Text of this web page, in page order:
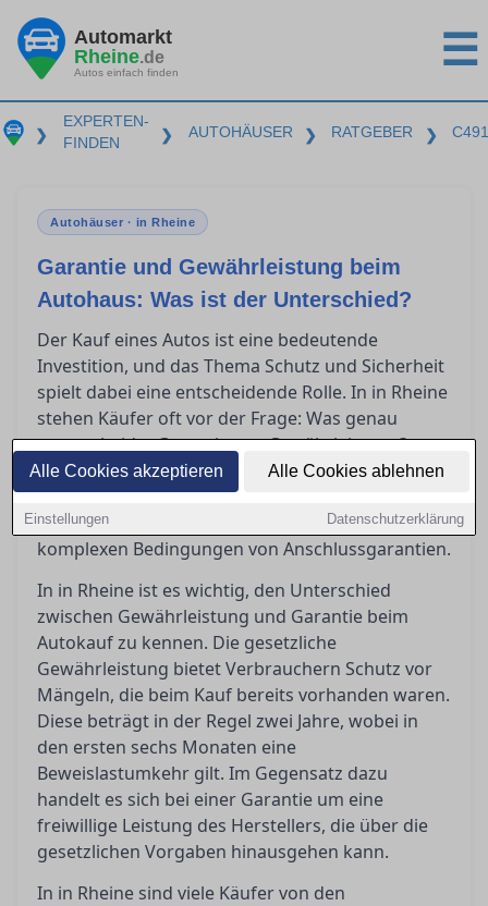
Alle Cookies akzeptieren Alle Cookies ablehnen
Einstellungen Datenschutzerklärung
Automarkt
Rheine.de
Autos einfach finden ☰
❯
EXPERTEN-
FINDEN
❯ AUTOHÄUSER ❯ RATGEBER ❯
Autohäuser · in Rheine
Garantie und Gewährleistung beim
Autohaus: Was ist der Unterschied?
Der Kauf eines Autos ist eine bedeutende
Investition, und das Thema Schutz und Sicherheit
spielt dabei eine entscheidende Rolle. In in Rheine
stehen Käufer oft vor der Frage: Was genau
unterscheidet Garantie von Gewährleistung?
Dieser Artikel bietet klare Orientierung, indem er
die gesetzlichen und vertraglichen Regelungen
beleuchtet, sowie die Fallstricke in den oft
komplexen Bedingungen von Anschlussgarantien.
In in Rheine ist es wichtig, den Unterschied
zwischen Gewährleistung und Garantie beim
Autokauf zu kennen. Die gesetzliche
Gewährleistung bietet Verbrauchern Schutz vor
Mängeln, die beim Kauf bereits vorhanden waren.
Diese beträgt in der Regel zwei Jahre, wobei in
den ersten sechs Monaten eine
Beweislastumkehr gilt. Im Gegensatz dazu
handelt es sich bei einer Garantie um eine
freiwillige Leistung des Herstellers, die über die
gesetzlichen Vorgaben hinausgehen kann.
In in Rheine sind viele Käufer von den